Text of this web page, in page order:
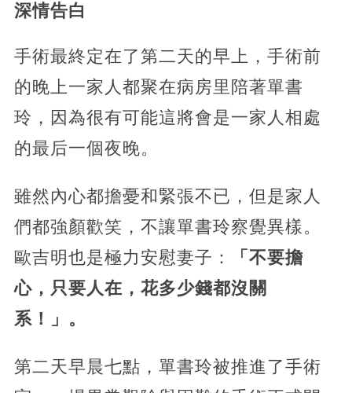
深情告白
手術最終定在了第二天的早上，手術前
的晚上一家人都聚在病房里陪著單書
玲，因為很有可能這將會是一家人相處
的最后一個夜晚。
雖然內心都擔憂和緊張不已，但是家人
們都強顏歡笑，不讓單書玲察覺異樣。
歐吉明也是極力安慰妻子：
「不要擔
心，只要人在，花多少錢都沒關
系！」。
第二天早晨七點，單書玲被推進了手術